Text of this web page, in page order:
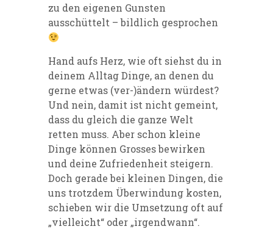
zu den eigenen Gunsten
ausschüttelt – bildlich gesprochen
Hand aufs Herz, wie oft siehst du in
deinem Alltag Dinge, an denen du
gerne etwas (ver-)ändern würdest?
Und nein, damit ist nicht gemeint,
dass du gleich die ganze Welt
retten muss. Aber schon kleine
Dinge können Grosses bewirken
und deine Zufriedenheit steigern.
Doch gerade bei kleinen Dingen, die
uns trotzdem Überwindung kosten,
schieben wir die Umsetzung oft auf
„vielleicht“ oder „irgendwann“.